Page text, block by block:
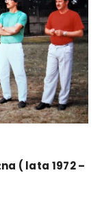
( lata 1972 –